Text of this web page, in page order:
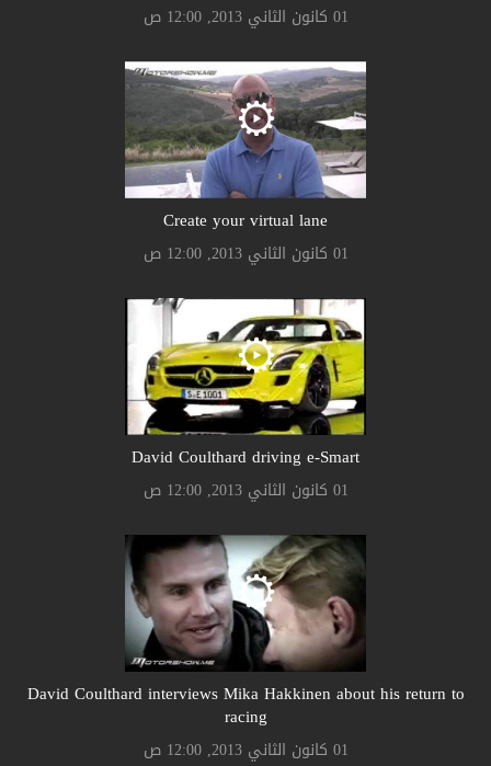
01 كانون الثاني 2013, 12:00 ص
Create your virtual lane
01 كانون الثاني 2013, 12:00 ص
David Coulthard driving e-Smart
01 كانون الثاني 2013, 12:00 ص
David Coulthard interviews Mika Hakkinen about his return to
racing
01 كانون الثاني 2013, 12:00 ص